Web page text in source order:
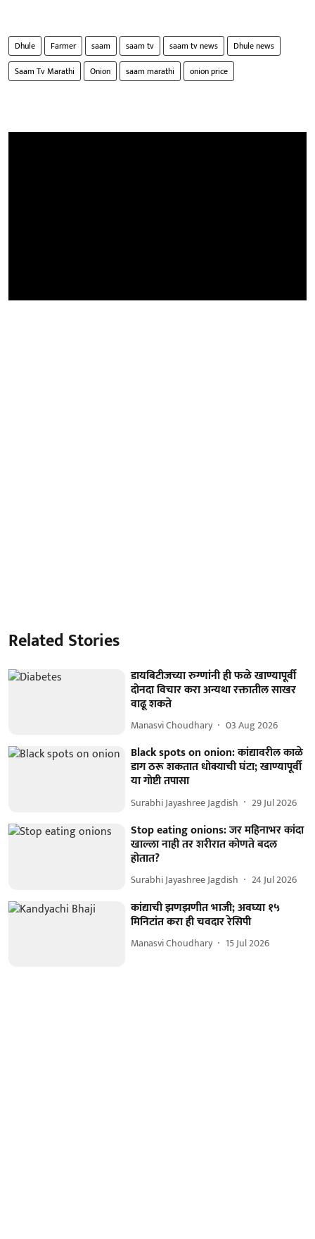
Dhule Farmer saam saam tv saam tv news
Dhule news
Saam Tv Marathi
Onion saam marathi onion price
Related Stories
डायबिटीजच्या रुग्णांनी ही फळे खाण्यापूर्वी
दोनदा विचार करा अन्यथा रक्तातील साखर
वाढू शकते
Manasvi Choudhary 03 Aug 2026
Black spots on onion: कांद्यावरील काळे
डाग ठरू शकतात धोक्याची घंटा; खाण्यापूर्वी
या गोष्टी तपासा
Surabhi Jayashree Jagdish 29 Jul 2026
Stop eating onions: जर महिनाभर कांदा
खाल्ला नाही तर शरीरात कोणते बदल
होतात?
Surabhi Jayashree Jagdish 24 Jul 2026
कांद्याची झणझणीत भाजी; अवघ्या १५
मिनिटांत करा ही चवदार रेसिपी
Manasvi Choudhary 15 Jul 2026